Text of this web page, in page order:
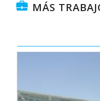
MÁS